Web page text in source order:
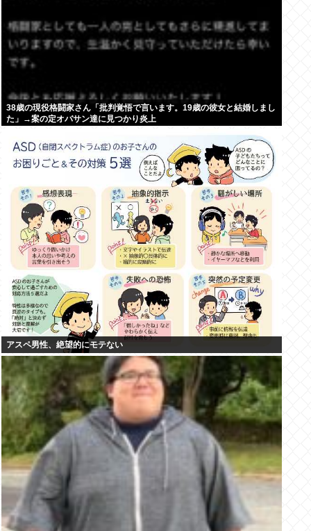
38歳の現役格闘家さん「批判覚悟で言います。19歳の彼女と結婚しまし
た」→案の定オバサン達に見つかり炎上
アスペ男性、絶望的にモテない